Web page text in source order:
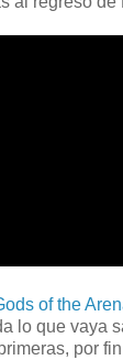
of the
lo que vaya
por